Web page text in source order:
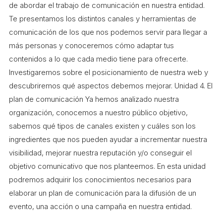
de abordar el trabajo de comunicación en nuestra entidad.
Te presentamos los distintos canales y herramientas de
comunicación de los que nos podemos servir para llegar a
más personas y conoceremos cómo adaptar tus
contenidos a lo que cada medio tiene para ofrecerte.
Investigaremos sobre el posicionamiento de nuestra web y
descubriremos qué aspectos debemos mejorar. Unidad 4. El
plan de comunicación Ya hemos analizado nuestra
organización, conocemos a nuestro público objetivo,
sabemos qué tipos de canales existen y cuáles son los
ingredientes que nos pueden ayudar a incrementar nuestra
visibilidad, mejorar nuestra reputación y/o conseguir el
objetivo comunicativo que nos planteemos. En esta unidad
podremos adquirir los conocimientos necesarios para
elaborar un plan de comunicación para la difusión de un
evento, una acción o una campaña en nuestra entidad.